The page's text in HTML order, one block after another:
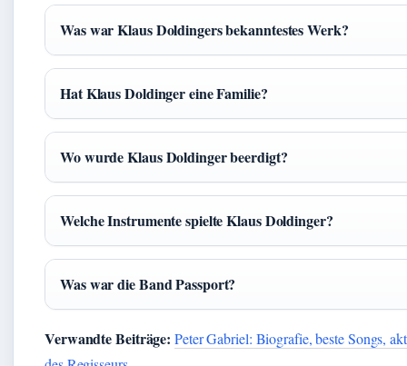
Was war Klaus Doldingers bekanntestes Werk?
Hat Klaus Doldinger eine Familie?
Wo wurde Klaus Doldinger beerdigt?
Welche Instrumente spielte Klaus Doldinger?
Was war die Band Passport?
Verwandte Beiträge: Peter Gabriel: Biografie, beste Songs,